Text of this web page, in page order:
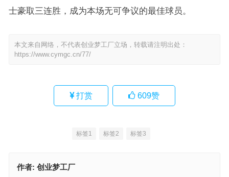
士豪取三连胜，成为本场无可争议的最佳球员。
本文来自网络，不代表创业梦工厂立场，转载请注明出处：
https://www.cymgc.cn/77/
打赏 609赞
标签1 标签2 标签3
作者: 创业梦工厂